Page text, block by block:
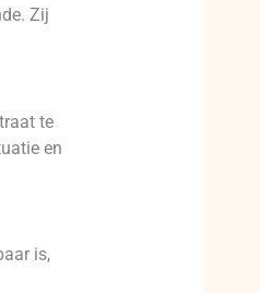
Zij
te
en
is,